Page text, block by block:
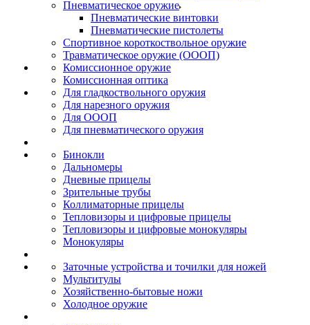
Пневматическое оружие
Пневматические винтовки
Пневматические пистолеты
Спортивное короткоствольное оружие
Травматическое оружие (ОООП)
Комиссионное оружие
Комиссионная оптика
Для гладкоствольного оружия
Для нарезного оружия
Для ОООП
Для пневматического оружия
Бинокли
Дальномеры
Дневные прицелы
Зрительные трубы
Коллиматорные прицелы
Тепловизоры и цифровые прицелы
Тепловизоры и цифровые монокуляры
Монокуляры
Заточные устройства и точилки для ножей
Мультитулы
Хозяйственно-бытовые ножи
Холодное оружие